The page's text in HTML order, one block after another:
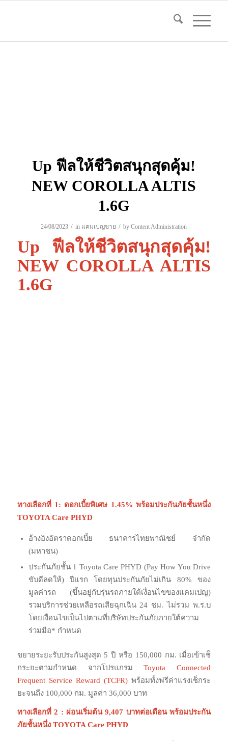
Up ฟีลให้ชีวิตสนุกสุดคุ้ม!
NEW COROLLA ALTIS
1.6G
24/08/2023 / in แคมเปญขาย / byContent Administration
Up ฟีลให้ชีวิตสนุกสุดคุ้ม!
NEW COROLLA ALTIS
1.6G
ทางเลือกที่ 1: ดอกเบี้ยพิเศษ 1.45% พร้อมประกันภัยชั้นหนึ่ง
TOYOTA Care PHYD
อ้างอิงอัตราดอกเบี้ย ธนาคารไทยพาณิชย์ จำกัด
(มหาชน)
ประกันภัยชั้น 1 Toyota Care PHYD (Pay How You Drive
ขับดีลดให้) ปีแรก โดยทุนประกันภัยไม่เกิน 80% ของ
มูลค่ารถ (ขึ้นอยู่กับรุ่นรถภายใต้เงื่อนไขของแคมเปญ)
รวมบริการช่วยเหลือรถเสียฉุกเฉิน 24 ชม. ไม่รวม พ.ร.บ
โดยเงื่อนไขเป็นไปตามที่บริษัทประกันภัยภายใต้ความ
ร่วมมือ* กำหนด
ขยายระยะรับประกันสูงสุด 5 ปี หรือ 150,000 กม. เมื่อเข้าเช็
กระยะตามกำหนด จากโปรแกรมToyota Connected
Frequent Service Reward (TCFR) พร้อมทั้งฟรีค่าแรงเช็กระ
ยะจนถึง 100,000 กม. มูลค่า 36,000 บาท
ทางเลือกที่ 2 : ผ่อนเริ่มต้น 9,407 บาทต่อเดือน พร้อมประกัน
ภัยชั้นหนึ่ง TOYOTA Care PHYD